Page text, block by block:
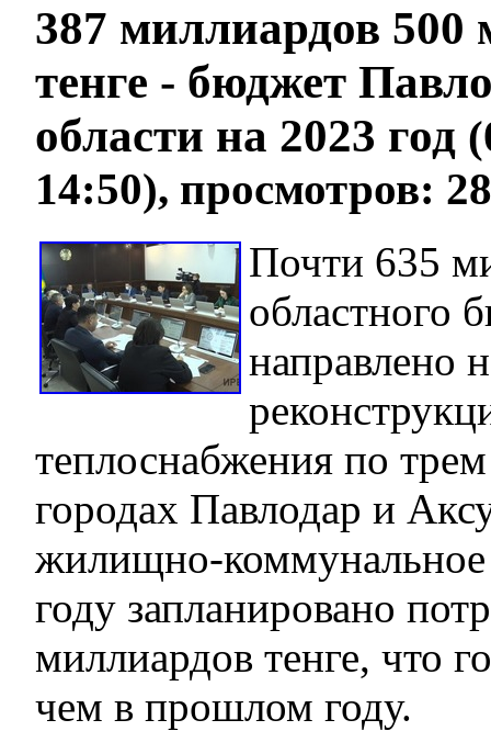
387 миллиардов 500
тенге - бюджет
области на 2023 год
14:50), просмотров:
Почти 635
областного
направлено
теплоснабжения по
городах Павлодар и
жилищно-коммунальное
году запланировано
миллиардов тенге, что
чем в прошлом году.